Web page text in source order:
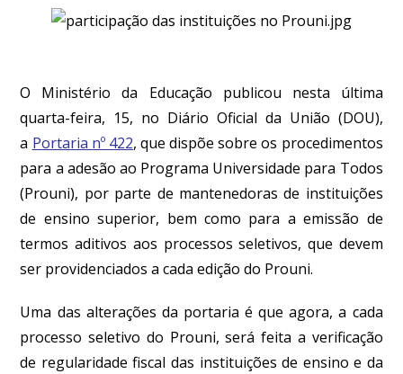
O Ministério da Educação publicou nesta última
quarta-feira, 15, no Diário Oficial da União (DOU),
a Portaria nº 422, que dispõe sobre os procedimentos
para a adesão ao Programa Universidade para Todos
(Prouni), por parte de mantenedoras de instituições
de ensino superior, bem como para a emissão de
termos aditivos aos processos seletivos, que devem
ser providenciados a cada edição do Prouni.
Uma das alterações da portaria é que agora, a cada
processo seletivo do Prouni, será feita a verificação
de regularidade fiscal das instituições de ensino e da